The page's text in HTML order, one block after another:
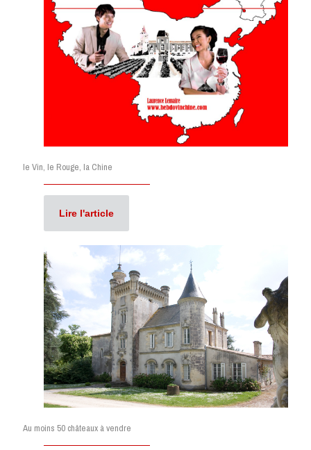
le Vin, le Rouge, la Chine
Lire l'article
Au moins 50 châteaux à vendre